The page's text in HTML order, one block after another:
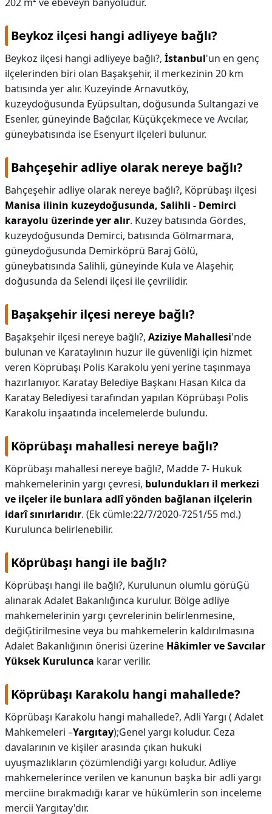
Beykoz ilçesi hangi adliyeye bağlı?
Beykoz ilçesi hangi adliyeye bağlı?, İstanbul'un en genç
ilçelerinden biri olan Başakşehir, il merkezinin 20 km
batısında yer alır. Kuzeyinde Arnavutköy,
kuzeydoğusunda Eyüpsultan, doğusunda Sultangazi ve
Esenler, güneyinde Bağcılar, Küçükçekmece ve Avcılar,
güneybatısında ise Esenyurt ilçeleri bulunur.
Bahçeşehir adliye olarak nereye bağlı?
Bahçeşehir adliye olarak nereye bağlı?, Köprübaşı ilçesi
Manisa ilinin kuzeydoğusunda, Salihli - Demirci
karayolu üzerinde yer alır. Kuzey batısında Gördes,
kuzeydoğusunda Demirci, batısında Gölmarmara,
güneydoğusunda Demirköprü Baraj Gölü,
güneybatısında Salihli, güneyinde Kula ve Alaşehir,
doğusunda da Selendi ilçesi ile çevrilidir.
Başakşehir ilçesi nereye bağlı?
Başakşehir ilçesi nereye bağlı?, Aziziye Mahallesi'nde
bulunan ve Karataylının huzur ile güvenliği için hizmet
veren Köprübaşı Polis Karakolu yeni yerine taşınmaya
hazırlanıyor. Karatay Belediye Başkanı Hasan Kılca da
Karatay Belediyesi tarafından yapılan Köprübaşı Polis
Karakolu inşaatında incelemelerde bulundu.
Köprübaşı mahallesi nereye bağlı?
Köprübaşı mahallesi nereye bağlı?, Madde 7- Hukuk
mahkemelerinin yargı çevresi, bulundukları il merkezi
ve ilçeler ile bunlara adlî yönden bağlanan ilçelerin
idarî sınırlarıdır. (Ek cümle:22/7/2020-7251/55 md.)
Kurulunca belirlenebilir.
Köprübaşı hangi ile bağlı?
Köprübaşı hangi ile bağlı?, Kurulunun olumlu görüĢü
alınarak Adalet Bakanlığınca kurulur. Bölge adliye
mahkemelerinin yargı çevrelerinin belirlenmesine,
değiĢtirilmesine veya bu mahkemelerin kaldırılmasına
Adalet Bakanlığının önerisi üzerine Hâkimler ve Savcılar
Yüksek Kurulunca karar verilir.
Köprübaşı Karakolu hangi mahallede?
Köprübaşı Karakolu hangi mahallede?, Adli Yargı ( Adalet
Mahkemeleri –Yargıtay);Genel yargı koludur. Ceza
davalarının ve kişiler arasında çıkan hukuki
uyuşmazlıkların çözümlendiği yargı koludur. Adliye
mahkemelerince verilen ve kanunun başka bir adli yargı
merciine bırakmadığı karar ve hükümlerin son inceleme
mercii Yargıtay'dır.